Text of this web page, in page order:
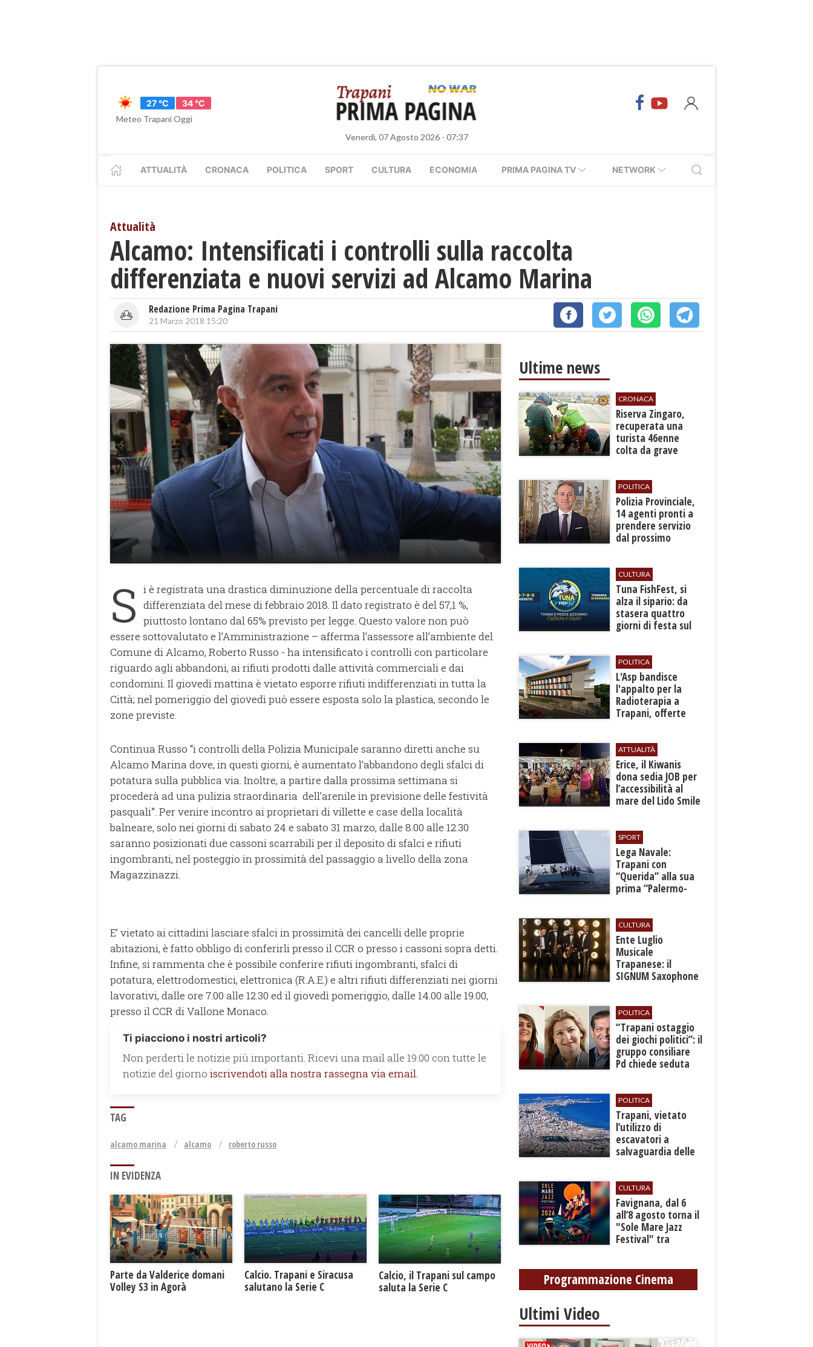
27 °C
34 °C
Meteo Trapani Oggi
Venerdì, 07 Agosto 2026 - 07:37
ATTUALITÀ CRONACA POLITICA SPORT CULTURA ECONOMIA PRIMA PAGINA TV NETWORK
Attualità
Alcamo: Intensificati i controlli sulla raccolta
differenziata e nuovi servizi ad Alcamo Marina
Redazione Prima Pagina Trapani
21 Marzo 2018 15:20
S i è registrata una drastica diminuzione della percentuale di raccolta
differenziata del mese di febbraio 2018. Il dato registrato è del 57,1 %,
piuttosto lontano dal 65% previsto per legge. Questo valore non può
essere sottovalutato e l’Amministrazione – afferma l’assessore all’ambiente del
Comune di Alcamo, Roberto Russo - ha intensificato i controlli con particolare
riguardo agli abbandoni, ai rifiuti prodotti dalle attività commerciali e dai
condomini. Il giovedì mattina è vietato esporre rifiuti indifferenziati in tutta la
Città; nel pomeriggio del giovedì può essere esposta solo la plastica, secondo le
zone previste.
Continua Russo “i controlli della Polizia Municipale saranno diretti anche su
Alcamo Marina dove, in questi giorni, è aumentato l’abbandono degli sfalci di
potatura sulla pubblica via. Inoltre, a partire dalla prossima settimana si
procederà ad una pulizia straordinaria dell’arenile in previsione delle festività
pasquali”. Per venire incontro ai proprietari di villette e case della località
balneare, solo nei giorni di sabato 24 e sabato 31 marzo, dalle 8.00 alle 12.30
saranno posizionati due cassoni scarrabili per il deposito di sfalci e rifiuti
ingombranti, nel posteggio in prossimità del passaggio a livello della zona
Magazzinazzi.
E’ vietato ai cittadini lasciare sfalci in prossimità dei cancelli delle proprie
abitazioni, è fatto obbligo di conferirli presso il CCR o presso i cassoni sopra detti.
Infine, si rammenta che è possibile conferire rifiuti ingombranti, sfalci di
potatura, elettrodomestici, elettronica (R.A.E.) e altri rifiuti differenziati nei giorni
lavorativi, dalle ore 7.00 alle 12.30 ed il giovedì pomeriggio, dalle 14.00 alle 19.00,
presso il CCR di Vallone Monaco.
Ti piacciono i nostri articoli?
Non perderti le notizie più importanti. Ricevi una mail alle 19.00 con tutte le
notizie del giorno iscrivendoti alla nostra rassegna via email.
TAG
alcamo marina alcamo roberto russo
IN EVIDENZA
Parte da Valderice domani
Volley S3 in Agorà
Calcio. Trapani e Siracusa
salutano la Serie C
Calcio, il Trapani sul campo
saluta la Serie C
Ultime news
CRONACA
​Riserva Zingaro,
recuperata una
turista 46enne
colta da grave
POLITICA
​Polizia Provinciale,
14 agenti pronti a
prendere servizio
dal prossimo
CULTURA
​Tuna FishFest, si
alza il sipario: da
stasera quattro
giorni di festa sul
POLITICA
L'Asp bandisce
l'appalto per la
Radioterapia a
Trapani, offerte
ATTUALITÀ
​Erice, il Kiwanis
dona sedia JOB per
l’accessibilità al
mare del Lido Smile
SPORT
​Lega Navale:
Trapani con
“Querida” alla sua
prima “Palermo-
CULTURA
Ente Luglio
Musicale
Trapanese: il
SIGNUM Saxophone
Dream”
POLITICA
​“Trapani ostaggio
dei giochi politici”: il
gruppo consiliare
Pd chiede seduta
POLITICA
​Trapani, vietato
l’utilizzo di
escavatori a
salvaguardia delle
CULTURA
Favignana, dal 6
all’8 agosto torna il
"Sole Mare Jazz
Festival" tra
Programmazione Cinema
Ultimi Video